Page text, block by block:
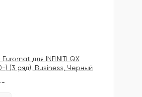
для INFINITI QX
) (3 ряд), Business, Черный